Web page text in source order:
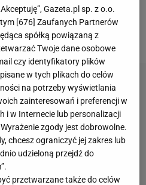
prowadzenie, ale
już łupem Duńczyków.
Gazeta.pl sp. z o.o.
[676] Zaufanych Partnerów
spółką powiązaną z
Twoje dane osobowe
czy identyfikatory plików
w tych plikach do celów
na potrzeby wyświetlania
zainteresowań i preferencji w
i w Internecie lub personalizacji
zgody jest dobrowolne.
chcesz ograniczyć jej zakres lub
udzieloną przejdź do
przetwarzane także do celów